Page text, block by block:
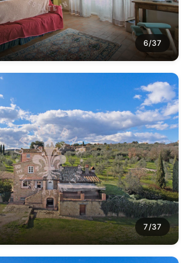
6/37
7/37